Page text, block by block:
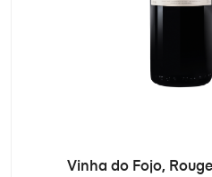
Vinha do Fojo,